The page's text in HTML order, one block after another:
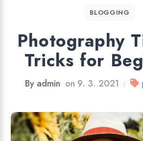
BLOGGING
Photography
Tricks for
By admin on 9. 3. 2021 |